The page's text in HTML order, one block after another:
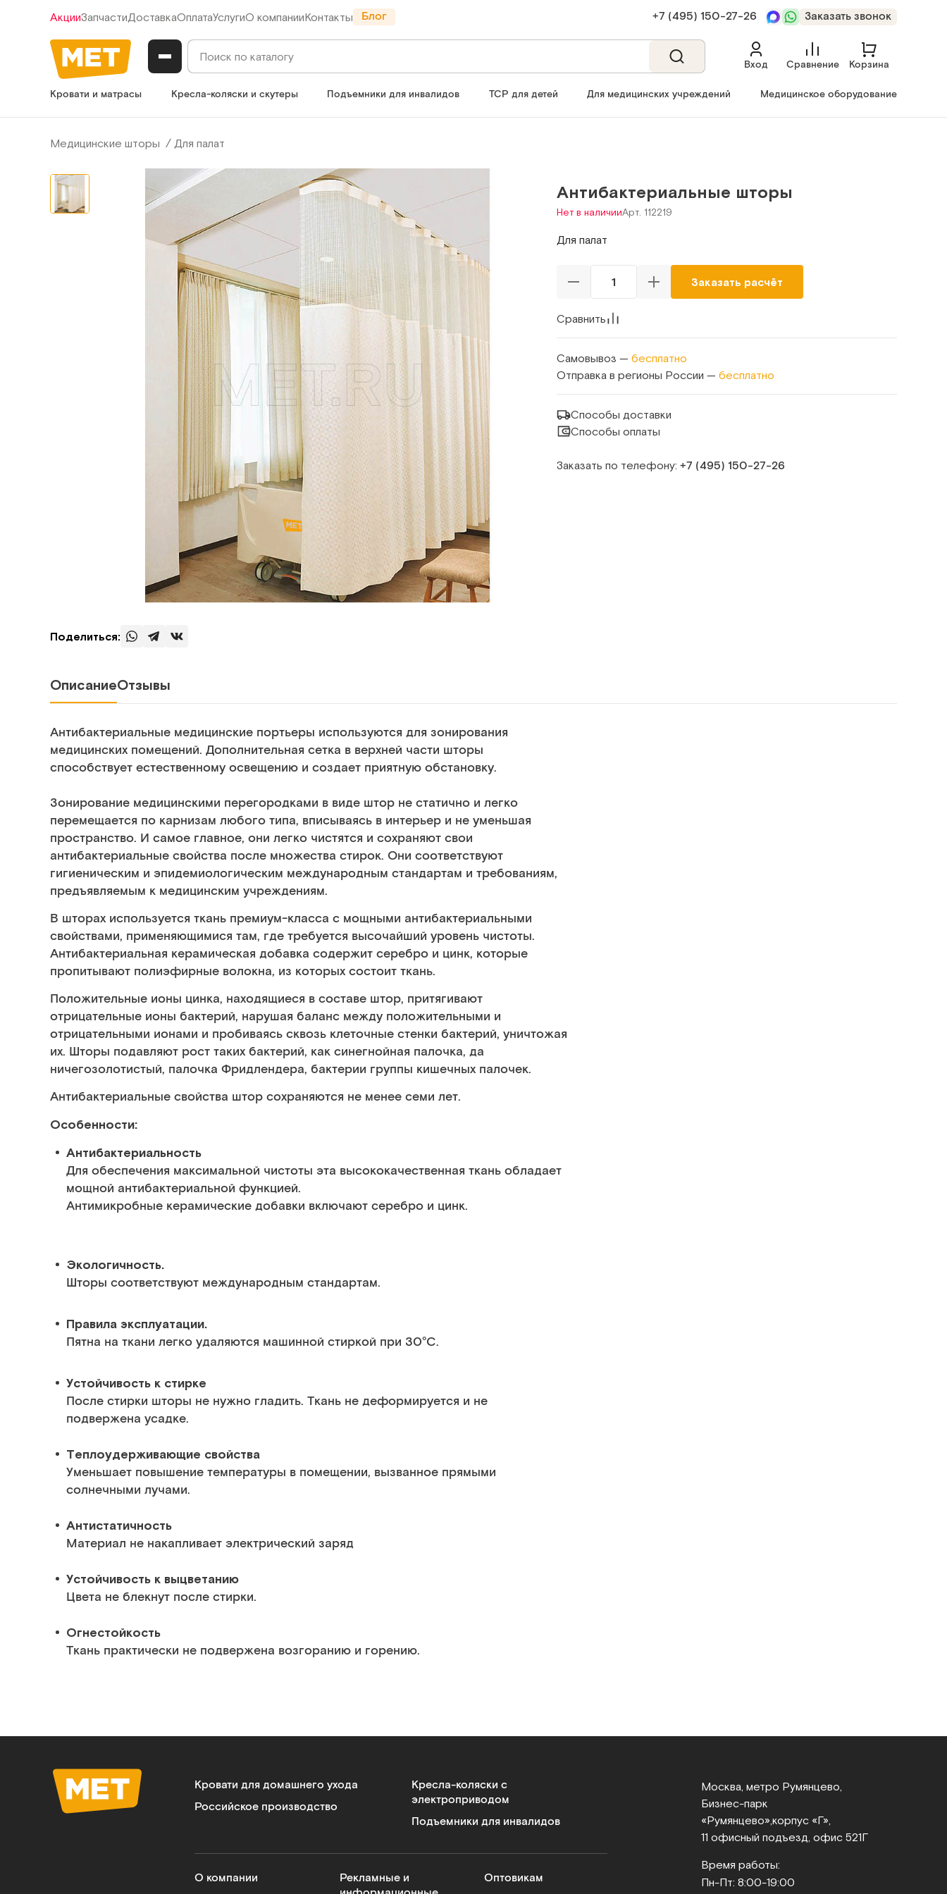
АкцииЗапчастиДоставкаОплатаУслугиО компанииКонтакты Блог +7 (495) 150‑27‑26 Заказать звонок
Вход Сравнение Корзина
Кровати и матрасы Кресла-коляски и скутеры Подъемники для инвалидов ТСР для детей Для медицинских учреждений Медицинское оборудование
Медицинские шторы Для палат
Поделиться:
Антибактериальные шторы
Нет в наличииАрт. 112219
Для палат
Заказать расчёт
Сравнить
Самовывоз — бесплатно
Отправка в регионы России — бесплатно
Способы доставки
Способы оплаты
Заказать по телефону: +7 (495) 150‑27‑26
ОписаниеОтзывы
Антибактериальные медицинские портьеры используются для зонирования
медицинских помещений. Дополнительная сетка в верхней части шторы
способствует естественному освещению и создает приятную обстановку.
Зонирование медицинскими перегородками в виде штор не статично и легко
перемещается по карнизам любого типа, вписываясь в интерьер и не уменьшая
пространство. И самое главное, они легко чистятся и сохраняют свои
антибактериальные свойства после множества стирок. Они соответствуют
гигиеническим и эпидемиологическим международным стандартам и требованиям,
предъявляемым к медицинским учреждениям.
В шторах используется ткань премиум-класса с мощными антибактериальными
свойствами, применяющимися там, где требуется высочайший уровень чистоты.
Антибактериальная керамическая добавка содержит серебро и цинк, которые
пропитывают полиэфирные волокна, из которых состоит ткань.
Положительные ионы цинка, находящиеся в составе штор, притягивают
отрицательные ионы бактерий, нарушая баланс между положительными и
отрицательными ионами и пробиваясь сквозь клеточные стенки бактерий, уничтожая
их. Шторы подавляют рост таких бактерий, как синегнойная палочка, да
ничегозолотистый, палочка Фридлендера, бактерии группы кишечных палочек.
Антибактериальные свойства штор сохраняются не менее семи лет.
Особенности:
Антибактериальность
Для обеспечения максимальной чистоты эта высококачественная ткань обладает
мощной антибактериальной функцией.
Антимикробные керамические добавки включают серебро и цинк.
Экологичность.
Шторы соответствуют международным стандартам.
Правила эксплуатации.
Пятна на ткани легко удаляются машинной стиркой при 30°C.
Устойчивость к стирке
После стирки шторы не нужно гладить. Ткань не деформируется и не
подвержена усадке.
Теплоудерживающие свойства
Уменьшает повышение температуры в помещении, вызванное прямыми
солнечными лучами.
Антистатичность
Материал не накапливает электрический заряд
Устойчивость к выцветанию
Цвета не блекнут после стирки.
Огнестойкость
Ткань практически не подвержена возгоранию и горению.
Кровати для домашнего ухода
Российское производство
Кресла-коляски с
электроприводом
Подъемники для инвалидов
О компании
Рекламные и
Оптовикам
Москва, метро Румянцево,
Бизнес‑парк
«Румянцево», корпус «Г»,
11 офисный подъезд, офис 521Г
Время работы:
Пн-Пт: 8:00-19:00